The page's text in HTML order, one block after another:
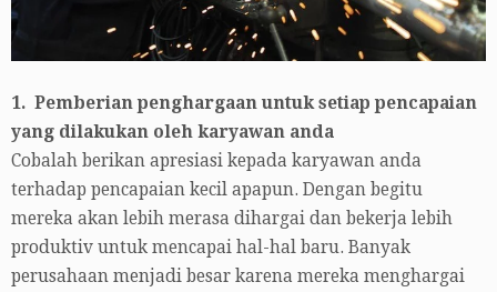
1. Pemberian penghargaan untuk setiap pencapaian
yang dilakukan oleh karyawan anda
Cobalah berikan apresiasi kepada karyawan anda
terhadap pencapaian kecil apapun. Dengan begitu
mereka akan lebih merasa dihargai dan bekerja lebih
produktiv untuk mencapai hal-hal baru. Banyak
perusahaan menjadi besar karena mereka menghargai